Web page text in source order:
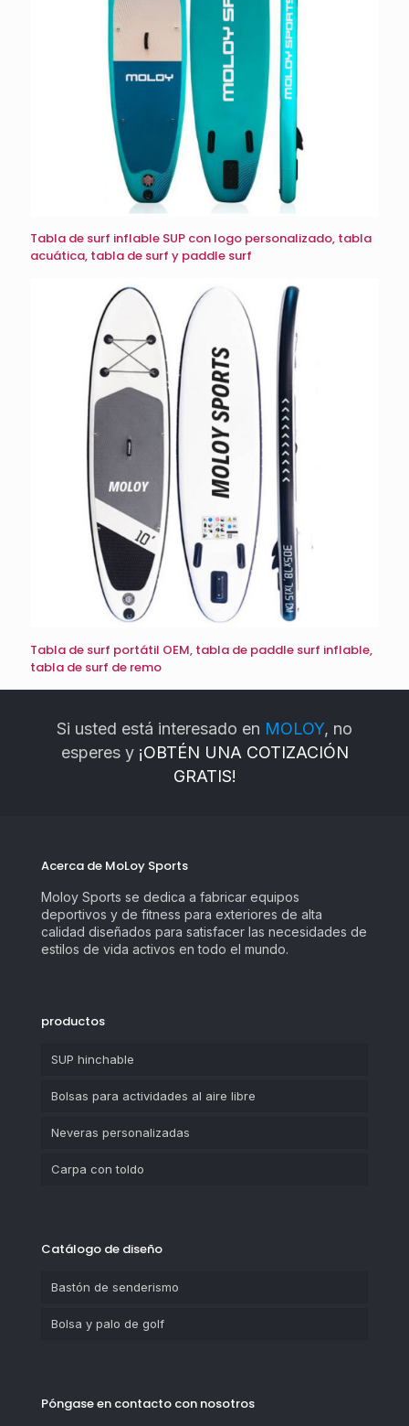
Tabla de surf inflable SUP con logo personalizado, tabla
acuática, tabla de surf y paddle surf
Tabla de surf portátil OEM, tabla de paddle surf inflable,
tabla de surf de remo
Si usted está interesado en MOLOY, no
esperes y ¡OBTÉN UNA COTIZACIÓN
GRATIS!
Acerca de MoLoy Sports
Moloy Sports se dedica a fabricar equipos
deportivos y de fitness para exteriores de alta
calidad diseñados para satisfacer las necesidades de
estilos de vida activos en todo el mundo.
productos
SUP hinchable
Bolsas para actividades al aire libre
Neveras personalizadas
Carpa con toldo
Catálogo de diseño
Bastón de senderismo
Bolsa y palo de golf
Póngase en contacto con nosotros